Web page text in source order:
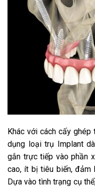
Khác với cách cấy
dụng loại trụ Implant
gắn trực tiếp vào phần
cao, ít bị tiêu biến, đảm
Dựa vào tình trạng cụ